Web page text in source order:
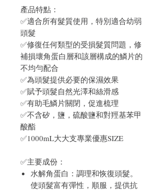
產品特點：
✅適合所有髮質使用，特別適合幼弱
頭髮
✅修復任何類型的受損髮質問題，修
補損壞角蛋白層和該層構成的鱗片的
不均勻配合
✅為頭髮提供必要的保濕效果
✅賦予頭髮自然光澤和絲滑感
✅有助毛鱗片關閉，促進梳理
✅不含矽，鹽，硫酸鹽和對羥基苯甲
酸酯
✅1000mL大大支專業優惠SIZE
✅主要成份：
水解角蛋白：調理和恢復頭髮。
使頭髮富有彈性，順服，提供抗